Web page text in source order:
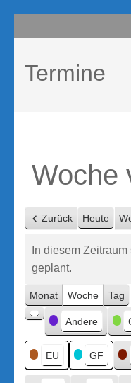
Inhalt
(Enter
drücken)
compurem
Termine
Woche
Zurück Heute
In diesem
geplant.
Monat Woche Tag
Kategorie
ohne
Titel
Andere
EU GF